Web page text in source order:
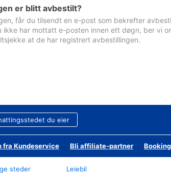
er blitt avbestilt?
får du tilsendt en e-post som bekrefter
ikke har mottatt e-posten innen ett døgn, ber vi
at de har registrert avbestillingen.
du eier
fra Kundeservice Bli affiliate-partner
steder
Leiebil